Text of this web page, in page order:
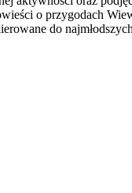
o przygodach
do